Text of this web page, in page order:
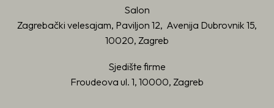
Salon
Zagrebački velesajam, Paviljon 12, Avenija Dubrovnik 15,
10020, Zagreb
Sjedište firme
Froudeova ul. 1, 10000, Zagreb